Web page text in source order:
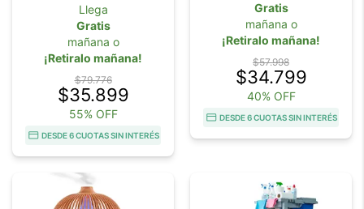
Llega
Gratis
mañana o
¡Retiralo mañana!
$79.776
$35.899
55% OFF
DESDE 6 CUOTAS SIN INTERÉS
Gratis
mañana o
¡Retiralo mañana!
$57.998
$34.799
40% OFF
DESDE 6 CUOTAS SIN INTERÉS